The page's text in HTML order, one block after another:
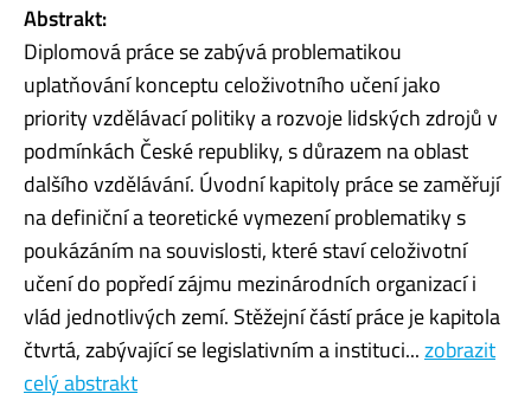
Abstrakt:
Diplomová práce se zabývá problematikou
uplatňování konceptu celoživotního učení jako
priority vzdělávací politiky a rozvoje lidských zdrojů v
podmínkách České republiky, s důrazem na oblast
dalšího vzdělávání. Úvodní kapitoly práce se zaměřují
na definiční a teoretické vymezení problematiky s
poukázáním na souvislosti, které staví celoživotní
učení do popředí zájmu mezinárodních organizací i
vlád jednotlivých zemí. Stěžejní částí práce je kapitola
čtvrtá, zabývající se legislativním a instituci...zobrazit
celý abstrakt